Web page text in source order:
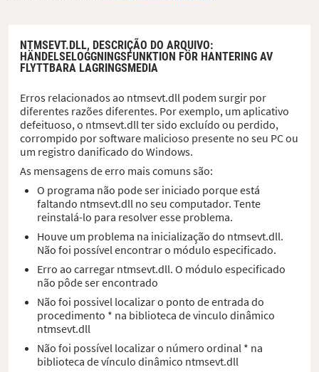
NTMSEVT.DLL, DESCRIÇÃO DO ARQUIVO:
HÄNDELSELOGGNINGSFUNKTION FÖR HANTERING AV
FLYTTBARA LAGRINGSMEDIA
Erros relacionados ao ntmsevt.dll podem surgir por
diferentes razões diferentes. Por exemplo, um aplicativo
defeituoso, o ntmsevt.dll ter sido excluído ou perdido,
corrompido por software malicioso presente no seu PC ou
um registro danificado do Windows.
As mensagens de erro mais comuns são:
O programa não pode ser iniciado porque está
faltando ntmsevt.dll no seu computador. Tente
reinstalá-lo para resolver esse problema.
Houve um problema na inicialização do ntmsevt.dll.
Não foi possível encontrar o módulo especificado.
Erro ao carregar ntmsevt.dll. O módulo especificado
não pôde ser encontrado
Não foi possivel localizar o ponto de entrada do
procedimento * na biblioteca de vinculo dinâmico
ntmsevt.dll
Não foi possível localizar o número ordinal * na
biblioteca de vínculo dinâmico ntmsevt.dll